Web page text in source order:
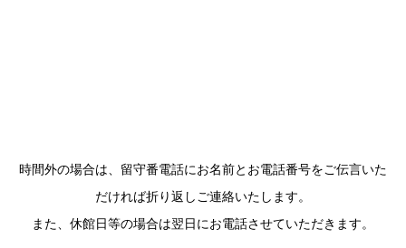
時間外の場合は、留守番電話にお名前とお電話番号をご伝言いた
だければ折り返しご連絡いたします。
また、休館日等の場合は翌日にお電話させていただきます。